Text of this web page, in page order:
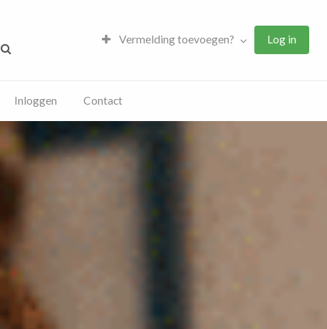
Vermelding toevoegen? Log in
Inloggen Contact